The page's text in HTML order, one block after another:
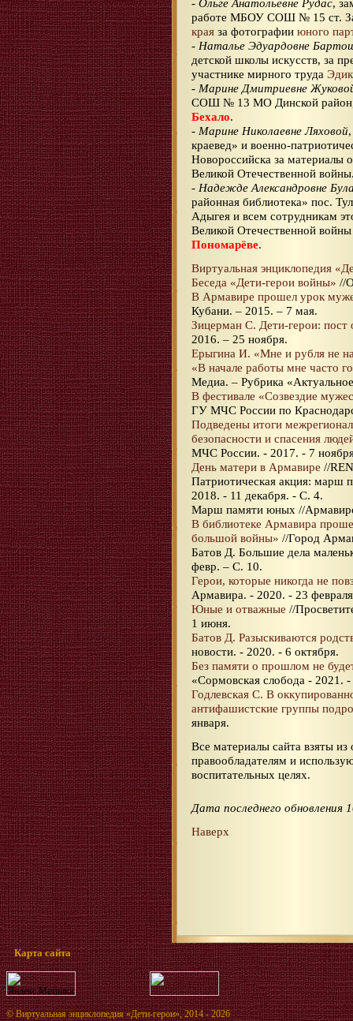
работе МБОУ СОШ № 15 ст.
края за фотографии юного
- Наталье Эдуардовне
детской школы искусств, за
участнике мирного труда
- Марине Дмитриевне
СОШ № 13 МО Динской район,
Бехало.
- Марине Николаевне Ляховой
краевед» и военно-
Новороссийска за материалы
Великой Отечественной
- Надежде Александровне
районная библиотека» пос.
Адыгея и всем сотрудникам
Великой Отечественной
Пономарёве.
Виртуальная энциклопедия
Беседа «Дети-герои войны» //
В Армавире прошел урок
Кубани. – 2015. – 7 мая.
Зицерман С. Дети-герои: пост
2016. – 25 ноября.
Ерыгина И. «Мне и рубля не
«В начале работы мне часто
Медиа. – Рубрика
В фестивале «Созвездие
ГУ МЧС России по
Подведены итоги
безопасности и спасения
МЧС России. - 2017. - 7
День матери в Армавире //
Патриотическая акция: марш
2018. - 11 декабря. - С. 4.
Марш памяти юных //
В библиотеке Армавира
большой войны» //Город
Батов Д. Большие дела
февр. – С. 10.
Герои, которые никогда не
Армавира. - 2020. - 23
Юные и отважные //
1 июня.
Батов Д. Разыскиваются
новости. - 2020. - 6 октября.
Без памяти о прошлом не
«Сормовская слобода - 2021.
Годлевская С. В
антифашистские группы
января.
Все материалы сайта взяты
правообладателям и
воспитательных целях.
Дата последнего обновления
Наверх
Карта сайта
©Виртуальная энциклопедия «Дети-герои», 2014 - 2026